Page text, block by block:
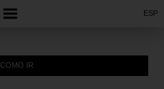
ESP
COMO IR